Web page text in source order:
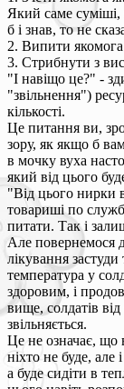
Який саме
б і знав, то не
2. Випити
3. Стрибнути з
"І навіщо це?" -
"звільнення")
кількості.
Це питання ви,
зору, як якщо б
в мочку вуха
який від цього
"Від цього нирки
товариші по
питати. Так і
Але повернемося
лікування
температура у
здоровим, і
вище, солдатів
звільняється.
Це не означає, що
ніхто не буде, але
а буде сидіти в